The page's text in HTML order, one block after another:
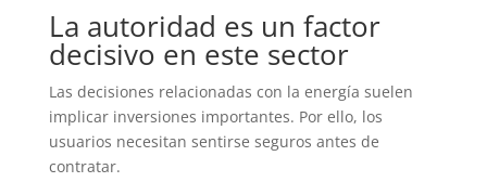
La autoridad es un factor
decisivo en este sector
Las decisiones relacionadas con la energía suelen
implicar inversiones importantes. Por ello, los
usuarios necesitan sentirse seguros antes de
contratar.